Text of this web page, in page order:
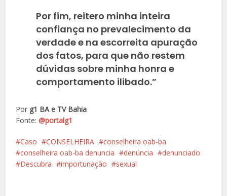
Por fim, reitero minha inteira
confiança no prevalecimento da
verdade e na escorreita apuração
dos fatos, para que não restem
dúvidas sobre minha honra e
comportamento ilibado.”
Por g1 BA e TV Bahia
Fonte:@portalg1
Caso CONSELHEIRA
conselheira oab-ba
conselheira oab-ba denuncia
denúncia
denunciado
Descubra
importunação sexual